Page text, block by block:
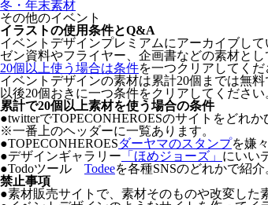
冬・年末素材
その他のイベント
イラストの使用条件とQ&A
イベントデザインプレミアムにアーカイブし
ゼン資料やフライヤー、企画書などの素材と
20個以上使う場合は条件を一つクリアしてくだ
イベントデザインの素材は累計20個までは無
以後20個おきに一つ条件をクリアしてくださ
累計で20個以上素材を使う場合の条件
●twitterでTOPECONHEROESのサイトをどれか
※一番上のヘッダーに一覧あります。
●TOPECONHEROESダーヤマのスタンプを嫌
●デザインギャラリー 「ほめジョーズ」 にいい
●Todoツール Todeeを各種SNSのどれかで紹介
禁止事項
●素材販売サイトで、素材そのものや改変した